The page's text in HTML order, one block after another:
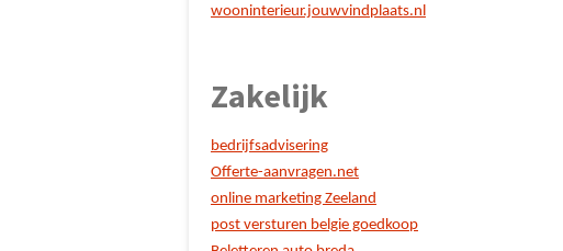
wooninterieur.jouwvindplaats.nl
Zakelijk
bedrijfsadvisering
Offerte-aanvragen.net
online marketing Zeeland
post versturen belgie goedkoop